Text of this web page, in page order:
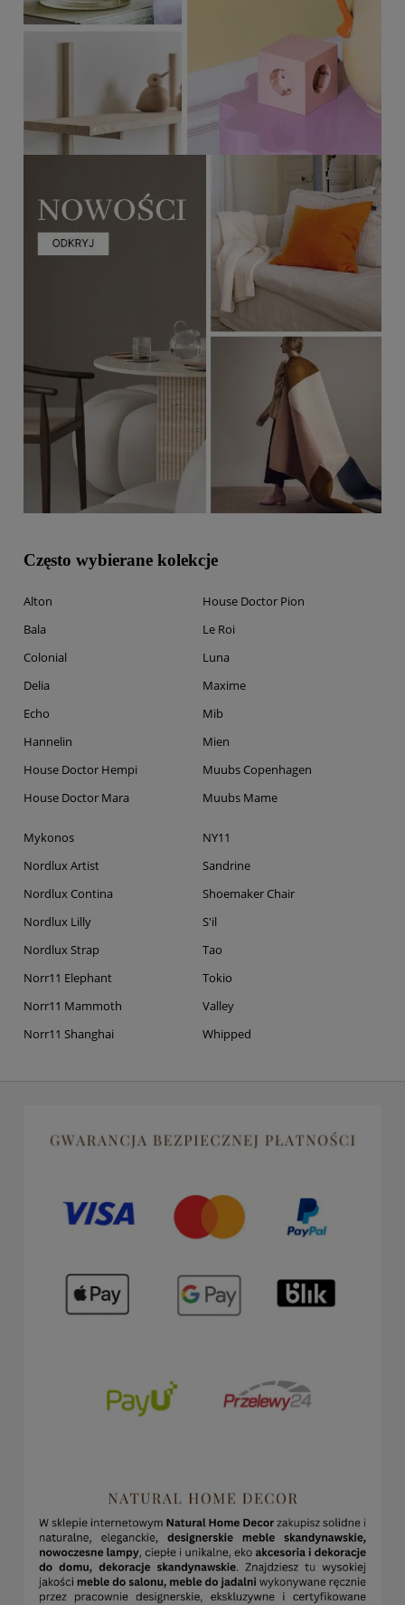
Często wybierane kolekcje
Alton
Bala
Colonial
Delia
Echo
Hannelin
House Doctor Hempi
House Doctor Mara
House Doctor Pion
Le Roi
Luna
Maxime
Mib
Mien
Muubs Copenhagen
Muubs Mame
Mykonos
Nordlux Artist
Nordlux Contina
Nordlux Lilly
Nordlux Strap
Norr11 Elephant
Norr11 Mammoth
Norr11 Shanghai
NY11
Sandrine
Shoemaker Chair
S'il
Tao
Tokio
Valley
Whipped